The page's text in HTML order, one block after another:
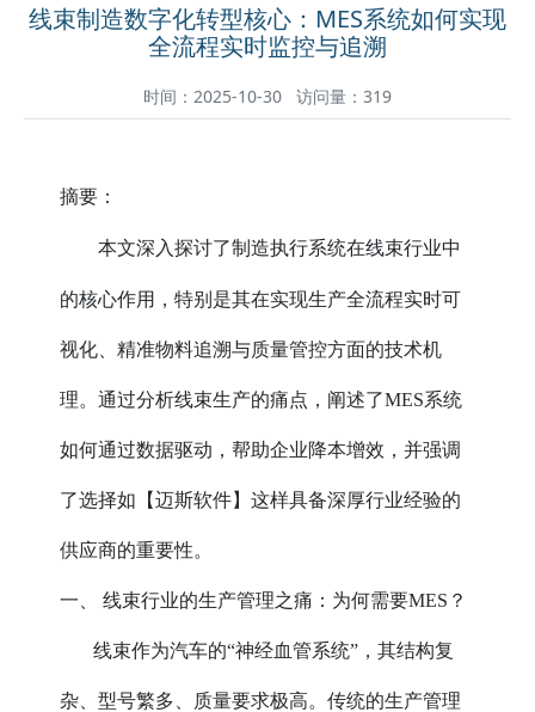
线束制造数字化转型核心：MES系统如何实现
全流程实时监控与追溯
时间：2025-10-30 访问量：319
摘要：
本文深入探讨了制造执行系统在线束行业中
的核心作用 ，特别是其在实现生产全流程实时可
视化、精准物料追溯与质量管控方面的技术机
理。通过分析线束生产的痛点，阐述了MES系统
如何通过数据驱动，帮助企业降本增效，并强调
了选择如【迈斯软件】这样具备深厚行业经验的
供应商的重要性。
一、 线束行业的生产管理之痛：为何需要MES？
线束作为汽车的“神经血管系统”，其结构复
杂、型号繁多、质量要求极高。传统的生产管理